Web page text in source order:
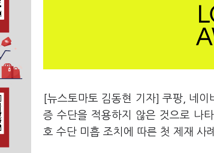
[뉴스토마토 김동현 기자] 쿠팡, 네이
증 수단을 적용하지 않은 것으로 나
호 수단 미흡 조치에 따른 첫 제재 사